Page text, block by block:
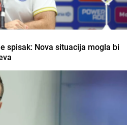
spisak: Nova situacija mogla bi